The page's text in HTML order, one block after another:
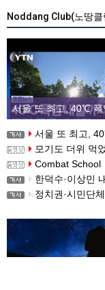
Noddang Club(노땅클
서울 또 최고, 40℃ 폭염 내일까지...주말 동
서울 또 최고,
모기도 더위 먹
Combat School
한덕수·이상민 내란
정치권·시민단체 탈팡